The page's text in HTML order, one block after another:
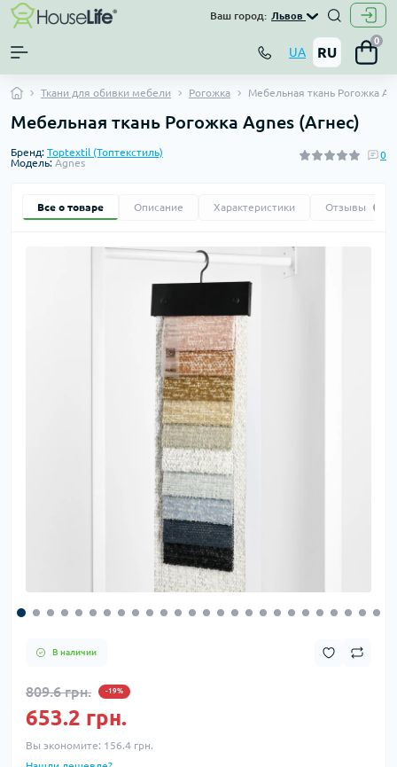
Ваш город: Львов
UA RU
0
Ткани для обивки мебели Рогожка Мебельная ткань Рогожка
Мебельная ткань Рогожка Agnes (Агнес)
Бренд: Toptextil (Топтекстиль)
Модель: Agnes
0
Все о товаре Описание Характеристики Отзывы
В наличии
809.6 грн. -19%
653.2 грн.
Вы экономите: 156.4 грн.